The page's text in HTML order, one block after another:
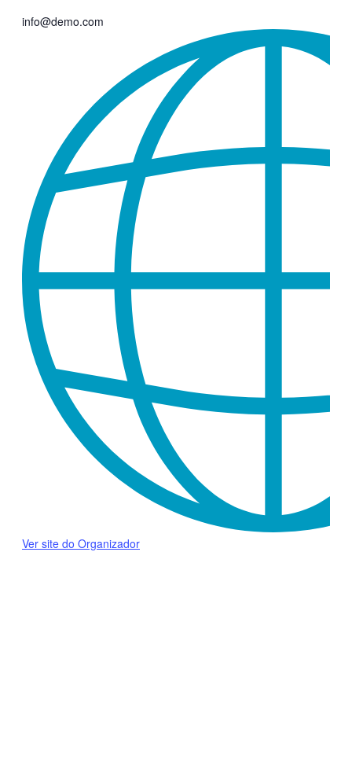
info@demo.com
Ver site do Organizador